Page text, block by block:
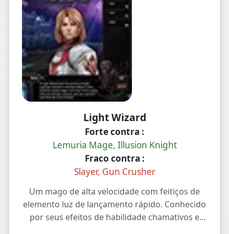
Light Wizard
Forte contra :
Lemuria Mage, Illusion Knight
Fraco contra :
Slayer, Gun Crusher
Um mago de alta velocidade com feitiços de
elemento luz de lançamento rápido. Conhecido
por seus efeitos de habilidade chamativos e